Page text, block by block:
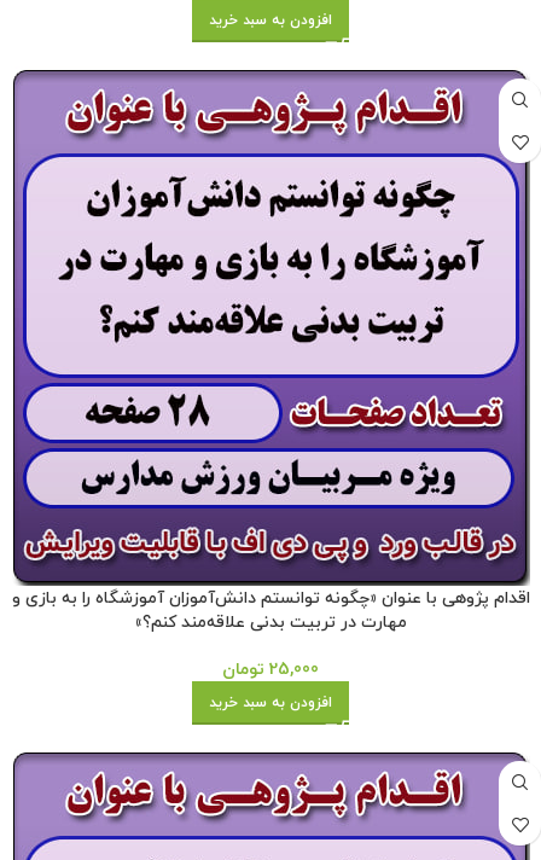
افزودن به سبد خرید
اقدام پژوهی با عنوان «چگونه توانستم دانش‌آموزان آموزشگاه را به بازی و
مهارت در تربیت بدنی علاقه‌مند کنم؟»
25,000 تومان
افزودن به سبد خرید